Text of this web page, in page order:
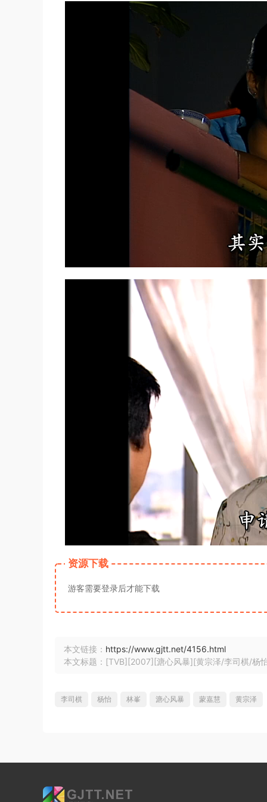
资源下载
游客需要登录后才能下载
本文链接： https://www.gjtt.net/4156.html
本文标题：[TVB][2007][溏心风暴][黄宗泽/李司棋/
李司棋 杨怡 林峯 溏心风暴 蒙嘉慧 黄宗泽